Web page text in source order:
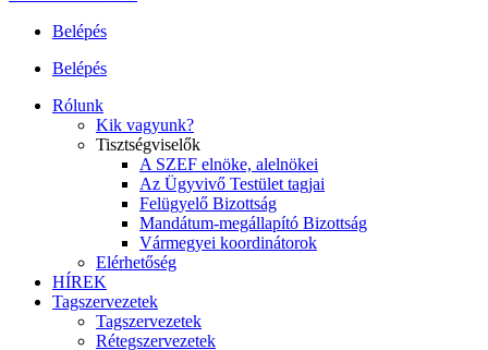
Belépés
Belépés
Rólunk
Kik vagyunk?
Tisztségviselők
A SZEF elnöke, alelnökei
Az Ügyvivő Testület tagjai
Felügyelő Bizottság
Mandátum-megállapító Bizottság
Vármegyei koordinátorok
Elérhetőség
HÍREK
Tagszervezetek
Tagszervezetek
Rétegszervezetek